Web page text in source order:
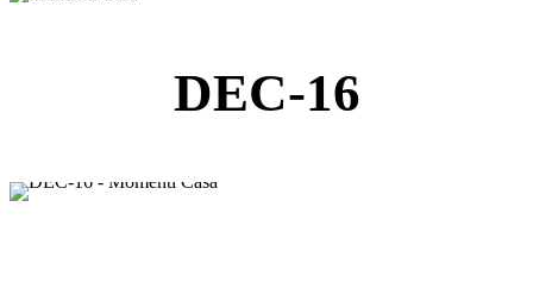
DEC-16